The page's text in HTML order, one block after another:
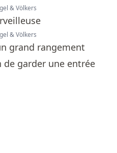
& Völkers
& Völkers
grand rangement
garder une entrée